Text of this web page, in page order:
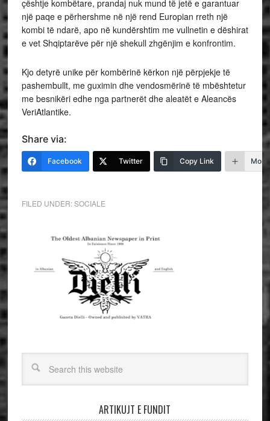
çështje kombëtare, prandaj nuk mund të jetë e garantuar
një paqe e përhershme në një rend Europian rreth një
kombi të ndarë, apo në kundërshtim me vullnetin e dëshirat
e vet Shqiptarëve për një shekull zhgënjim e konfrontim.
Kjo detyrë unike për kombërinë kërkon një përpjekje të
pashembullt, me guximin dhe vendosmërinë të mbështetur
me besnikëri edhe nga partnerët dhe aleatët e Aleancës
VeriAtlantike.
Share via:
Facebook Twitter Copy Link More
FILED UNDER:SOCIALE
ARTIKUJT E FUNDIT